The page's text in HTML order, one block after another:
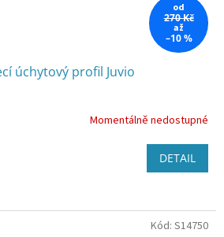
od
270 Kč
až
–10 %
úchytový profil Juvio
Momentálně nedostupné
DETAIL
Kód: S14750